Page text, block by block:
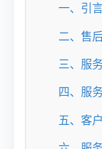
一、引
二、售
三、服
四、服
五、客